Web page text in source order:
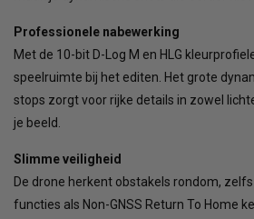
Professionele nabewerking
Met de 10-bit D-Log M en HLG
speelruimte bij het editen. Het grote
stops zorgt voor rijke details in zowel
je beeld.
Slimme veiligheid
De drone herkent obstakels rondom,
functies als Non-GNSS Return To Home